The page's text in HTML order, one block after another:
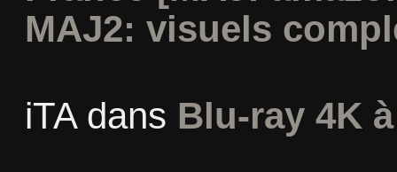
MAJ2: visuels
iTAdans Blu-ray 4K